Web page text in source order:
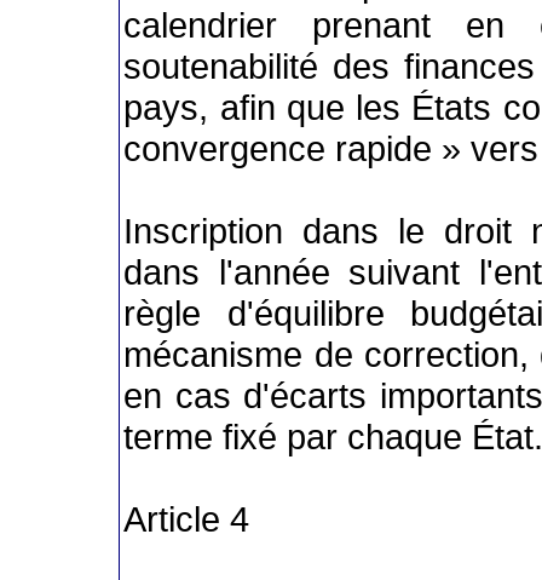
calendrier prenant
soutenabilité des
pays, afin que les États
convergence rapide »
Inscription dans le droit
dans l'année suivant
règle d'équilibre
mécanisme de
en cas d'écarts
terme fixé par chaque
Article 4